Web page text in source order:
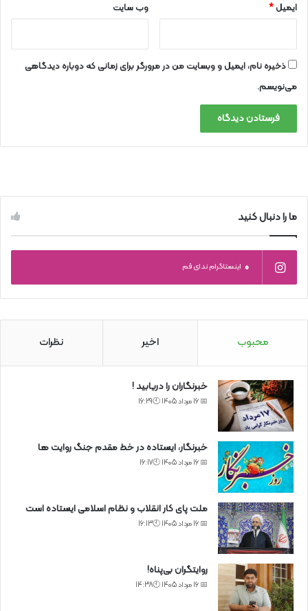
ایمیل* وب‌ سایت
ذخیره نام، ایمیل و وبسایت من در مرورگر برای زمانی که دوباره دیدگاهی
می‌نویسم.
ما را دنبال کنید
0 اینستاگرام ندای قم
محبوب اخیر نظرات
خبرنگاران را دریابید !
📅 16 مرداد 1405 🕙16:29
خبرنگار، ایستاده در خط مقدم جنگ روایت ها
📅 16 مرداد 1405 🕙16:17
ملت پای کار انقلاب و نظام اسلامی ایستاده است
📅 16 مرداد 1405 🕙16:13
روایتگران بی‌پناه!
📅 16 مرداد 1405 🕙14:38